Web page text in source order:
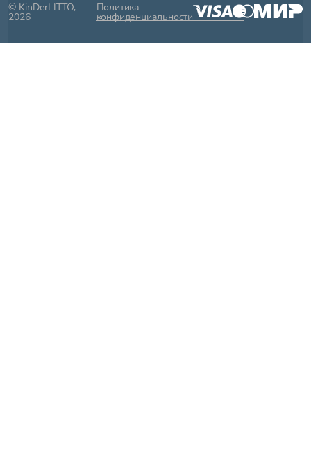
© KinDerLITTO,
2026
Политика
конфиденциальности